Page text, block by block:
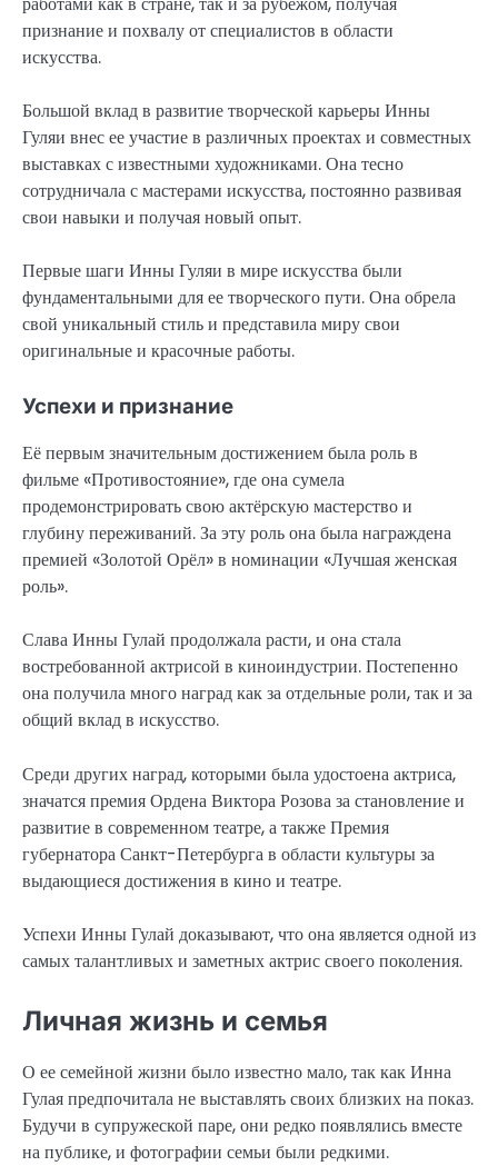
признание и похвалу от специалистов в области
искусства.
Большой вклад в развитие творческой карьеры Инны
Гуляи внес ее участие в различных проектах и совместных
выставках с известными художниками. Она тесно
сотрудничала с мастерами искусства, постоянно развивая
свои навыки и получая новый опыт.
Первые шаги Инны Гуляи в мире искусства были
фундаментальными для ее творческого пути. Она обрела
свой уникальный стиль и представила миру свои
оригинальные и красочные работы.
Успехи и признание
Её первым значительным достижением была роль в
фильме «Противостояние», где она сумела
продемонстрировать свою актёрскую мастерство и
глубину переживаний. За эту роль она была награждена
премией «Золотой Орёл» в номинации «Лучшая женская
роль».
Слава Инны Гулай продолжала расти, и она стала
востребованной актрисой в киноиндустрии. Постепенно
она получила много наград как за отдельные роли, так и за
общий вклад в искусство.
Среди других наград, которыми была удостоена актриса,
значатся премия Ордена Виктора Розова за становление и
развитие в современном театре, а также Премия
губернатора Санкт-Петербурга в области культуры за
выдающиеся достижения в кино и театре.
Успехи Инны Гулай доказывают, что она является одной из
самых талантливых и заметных актрис своего поколения.
Личная жизнь и семья
О ее семейной жизни было известно мало, так как Инна
Гулая предпочитала не выставлять своих близких на показ.
Будучи в супружеской паре, они редко появлялись вместе
на публике, и фотографии семьи были редкими.